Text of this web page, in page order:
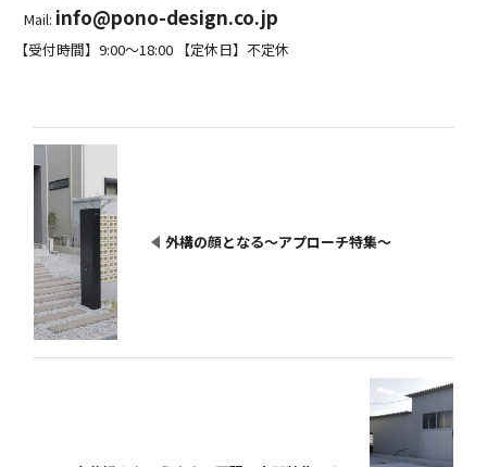
Mail: info@pono-design.co.jp
【受付時間】9:00～18:00 【定休日】不定休
外構の顔となる～アプローチ特集～